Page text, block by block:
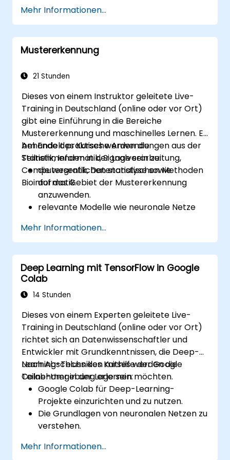
Cloud einzusetzen.
Bildvorverarbeitungstechniken für
Aufgaben im Bereich Computer Vision zu
implementieren.
Anwendungen bereitzustellen.
Leistung von CNN-Modellen zu
verbessern.
Ergebnisse von
Bildklassifikationsmodellen visualisieren
und interpretieren können.
Mehr Informationen...
Mustererkennung
21 Stunden
Dieses von einem Instruktor geleitete Live-
Training in Deutschland (online oder vor Ort)
gibt eine Einführung in die Bereiche
Mustererkennung und maschinelles Lernen. Es
behandelt praktische Anwendungen aus der
Statistik, Informatik, Signalverarbeitung,
Computergrafik, Datenanalyse sowie
Bioinformatik.
Am Ende des Kurses werden die
Teilnehmenden in der Lage sein zu:
die wesentlichen statistischen Methoden
auf das Gebiet der Mustererkennung
anzuwenden.
relevante Modelle wie neuronale Netze
einzusetzen.
fortgeschrittene Techniken zur Lösung
komplexer Probleme zu implementieren.
die Vorhersagegenauigkeit zu verbessern,
indem verschiedene Modelle kombiniert
werden.
Mehr Informationen...
Deep Learning mit TensorFlow in Google
Colab
14 Stunden
Dieses von einem Experten geleitete Live-
Training in Deutschland (online oder vor Ort)
richtet sich an Datenwissenschaftler und
Entwickler mit Grundkenntnissen, die Deep-
Learning-Techniken mithilfe der Google
Colab-Umgebung erlernen möchten.
Nach Abschluss des Kurses werden die
Teilnehmer in der Lage sein:
Google Colab für Deep-Learning-
Projekte einzurichten und zu nutzen.
Die Grundlagen von neuronalen Netzen zu
verstehen.
TensorFlow zu implementieren.
Mehr Informationen...